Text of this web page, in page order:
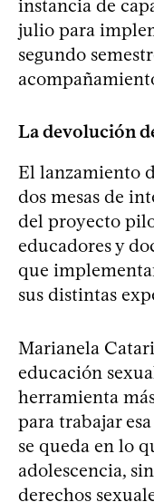
instancia de
julio para
segundo
La devolución
El lanzamiento
dos mesas de
del proyecto
educadores y
que
sus distintas
Marianela
educación
herramienta
para trabajar
se queda en lo
adolescencia,
derechos